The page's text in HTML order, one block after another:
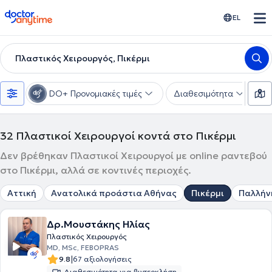
doctoranytime EL
Πλαστικός Χειρουργός, Πικέρμι
DO+ Προνομιακές τιμές Διαθεσιμότητα
32 Πλαστικοί Χειρουργοί κοντά στο Πικέρμι
Δεν βρέθηκαν Πλαστικοί Χειρουργοί με online ραντεβού
στο Πικέρμι, αλλά σε κοντινές περιοχές.
Αττική Ανατολικά προάστια Αθήνας Πικέρμι
Δρ.Μουστάκης Ηλίας
Πλαστικός Χειρουργός
MD, MSc, FEBOPRAS
9.8|67 αξιολογήσεις